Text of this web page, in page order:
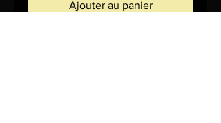
Ajouter au panier